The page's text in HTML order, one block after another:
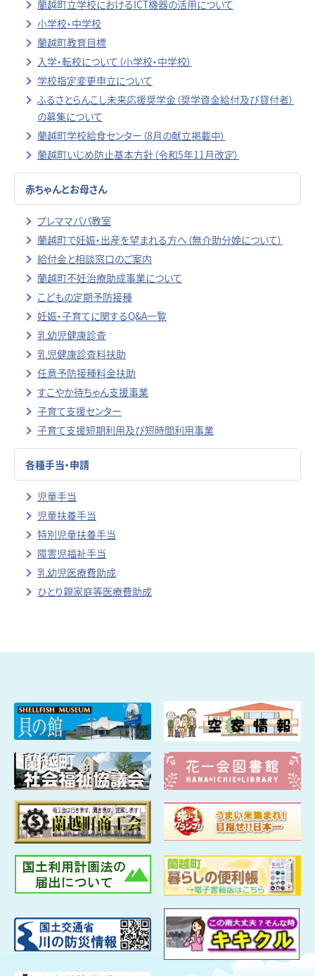
蘭越町立学校におけるICT機器の活用について
小学校・中学校
蘭越町教育目標
入学・転校について（小学校・中学校）
学校指定変更申立について
ふるさとらんこし未来応援奨学金（奨学資金給付及び貸付者）
の募集について
蘭越町学校給食センター（8月の献立掲載中）
蘭越町いじめ防止基本方針（令和5年11月改定）
赤ちゃんとお母さん
プレママパパ教室
蘭越町で妊娠・出産を望まれる方へ（無介助分娩について）
給付金と相談窓口のご案内
蘭越町不妊治療助成事業について
こどもの定期予防接種
妊娠・子育てに関するQ&A一覧
乳幼児健康診査
乳児健康診査料扶助
任意予防接種料金扶助
すこやか待ちゃん支援事業
子育て支援センター
子育て支援短期利用及び短時間利用事業
各種手当・申請
児童手当
児童扶養手当
特別児童扶養手当
障害児福祉手当
乳幼児医療費助成
ひとり親家庭等医療費助成